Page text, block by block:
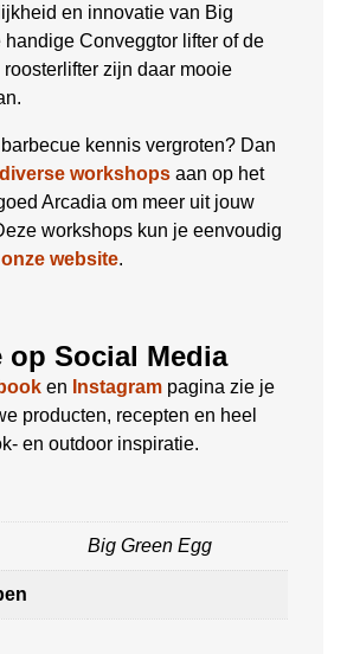
en innovatie van Big
handige Conveggtor lifter of de
roosterlifter zijn daar mooie
kennis vergroten? Dan
diverse workshops aan op het
Arcadia om meer uit jouw
workshops kun je eenvoudig
website.
op Social Media
en Instagram pagina zie je
producten, recepten en heel
en outdoor inspiratie.
Big Green Egg